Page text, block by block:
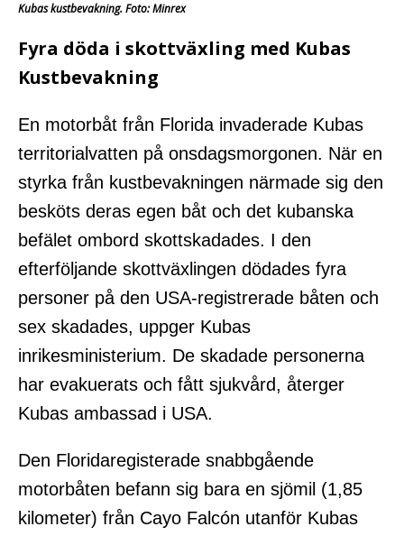
Kubas kustbevakning. Foto: Minrex
Fyra döda i skottväxling med Kubas
Kustbevakning
En motorbåt från Florida invaderade Kubas
territorialvatten på onsdagsmorgonen. När en
styrka från kustbevakningen närmade sig den
besköts deras egen båt och det kubanska
befälet ombord skottskadades. I den
efterföljande skottväxlingen dödades fyra
personer på den USA-registrerade båten och
sex skadades, uppger Kubas
inrikesministerium. De skadade personerna
har evakuerats och fått sjukvård, återger
Kubas ambassad i USA.
Den Floridaregisterade snabbgående
motorbåten befann sig bara en sjömil (1,85
kilometer) från Cayo Falcón utanför Kubas